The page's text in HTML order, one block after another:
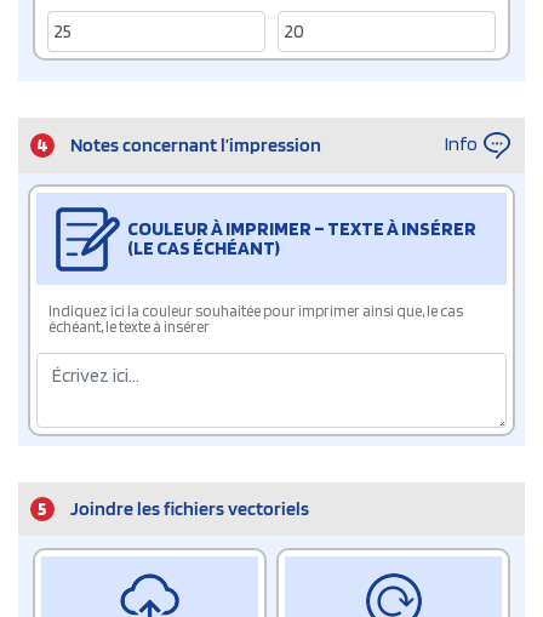
4 Notes concernant l’impression Info
COULEUR À IMPRIMER – TEXTE À INSÉRER
(LE CAS ÉCHÉANT)
Indiquez ici la couleur souhaitée pour imprimer ainsi que, le cas
échéant, le texte à insérer
5 Joindre les fichiers vectoriels